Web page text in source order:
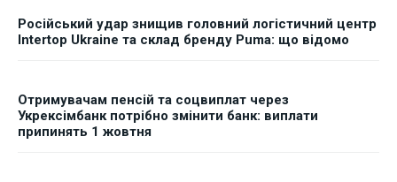
Російський удар знищив головний логістичний центр
Intertop Ukraine та склад бренду Puma: що відомо
Отримувачам пенсій та соцвиплат через
Укрексімбанк потрібно змінити банк: виплати
припинять 1 жовтня